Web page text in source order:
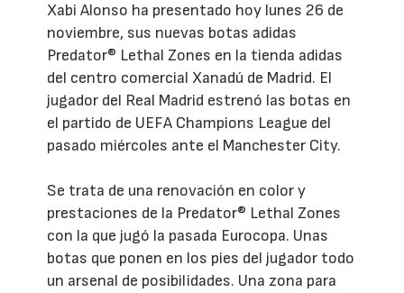
Xabi Alonso ha presentado hoy lunes 26 de
noviembre, sus nuevas botas adidas
Predator® Lethal Zones en la tienda adidas
del centro comercial Xanadú de Madrid. El
jugador del Real Madrid estrenó las botas en
el partido de UEFA Champions League del
pasado miércoles ante el Manchester City.
Se trata de una renovación en color y
prestaciones de la Predator® Lethal Zones
con la que jugó la pasada Eurocopa. Unas
botas que ponen en los pies del jugador todo
un arsenal de posibilidades. Una zona para